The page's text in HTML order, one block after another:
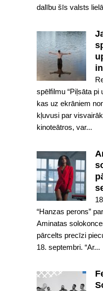
dalību šīs valsts
spēlfilmu “Piļsāta pi
kas uz ekrāniem
kļuvusi par
kinoteātros, var...
“Hanzas perons”
Aminatas
pārcelts precīzi
18. septembri. “Ar...